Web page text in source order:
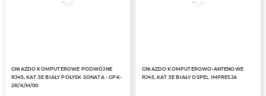
GNIAZDO KOMPUTEROWE PODWÓJNE
RJ45, KAT.5E BIAŁY POŁYSK SONATA - GPK-
2R/K/M/00
GNIAZDO KOMPUTEROWO-ANTENOWE
RJ45, KAT.5E BIAŁY OSPEL IMPRESJA